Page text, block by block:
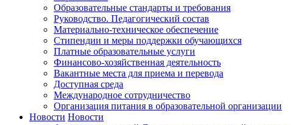
Образовательные стандарты и требования
Руководство. Педагогический состав
Материально-техническое обеспечение
Стипендии и меры поддержки обучающихся
Платные образовательные услуги
Финансово-хозяйственная деятельность
Вакантные места для приема и перевода
Доступная среда
Международное сотрудничество
Организация питания в образовательной организации
Новости Новости